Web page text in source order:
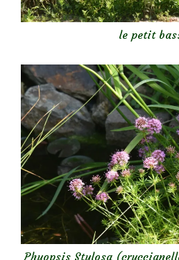
le petit
Phuopsis Stylosa